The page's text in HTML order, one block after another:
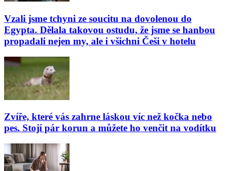
Vzali jsme tchyni ze soucitu na dovolenou do
Egypta. Dělala takovou ostudu, že jsme se hanbou
propadali nejen my, ale i všichni Češi v hotelu
Zvíře, které vás zahrne láskou víc než kočka nebo
pes. Stojí pár korun a můžete ho venčit na vodítku